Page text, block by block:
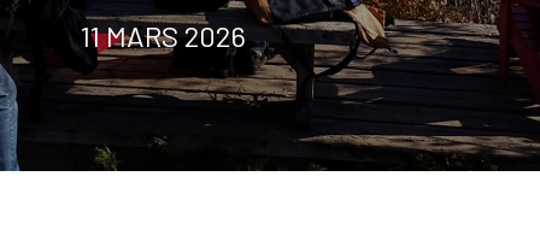
11 MARS 2026